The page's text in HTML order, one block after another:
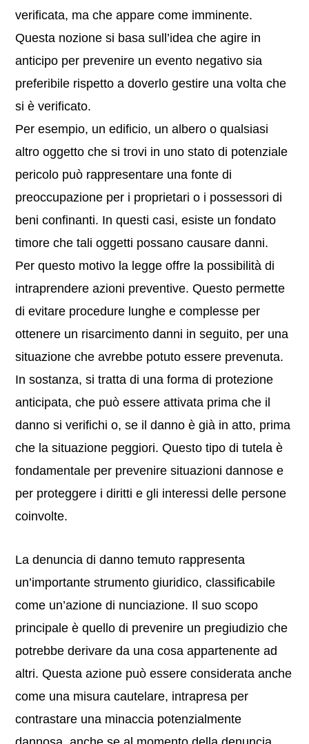
verificata, ma che appare come imminente.
Questa nozione si basa sull’idea che agire in
anticipo per prevenire un evento negativo sia
preferibile rispetto a doverlo gestire una volta che
si è verificato.
Per esempio, un edificio, un albero o qualsiasi
altro oggetto che si trovi in uno stato di potenziale
pericolo può rappresentare una fonte di
preoccupazione per i proprietari o i possessori di
beni confinanti. In questi casi, esiste un fondato
timore che tali oggetti possano causare danni.
Per questo motivo la legge offre la possibilità di
intraprendere azioni preventive. Questo permette
di evitare procedure lunghe e complesse per
ottenere un risarcimento danni in seguito, per una
situazione che avrebbe potuto essere prevenuta.
In sostanza, si tratta di una forma di protezione
anticipata, che può essere attivata prima che il
danno si verifichi o, se il danno è già in atto, prima
che la situazione peggiori. Questo tipo di tutela è
fondamentale per prevenire situazioni dannose e
per proteggere i diritti e gli interessi delle persone
coinvolte.
La denuncia di danno temuto rappresenta
un’importante strumento giuridico, classificabile
come un’azione di nunciazione. Il suo scopo
principale è quello di prevenire un pregiudizio che
potrebbe derivare da una cosa appartenente ad
altri. Questa azione può essere considerata anche
come una misura cautelare, intrapresa per
contrastare una minaccia potenzialmente